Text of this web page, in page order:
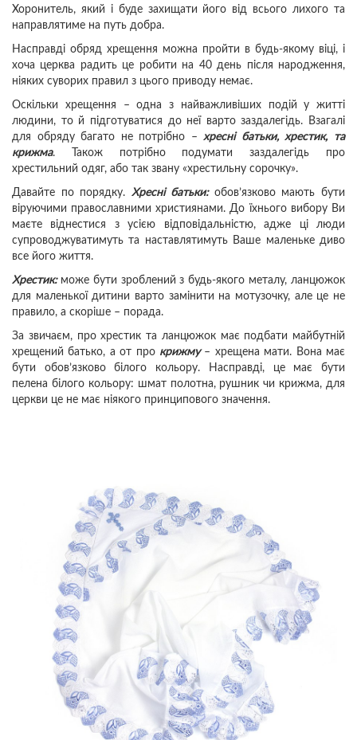
Хоронитель, який і буде захищати його від всього лихого та
направлятиме на путь добра.
Насправді обряд хрещення можна пройти в будь-якому віці, і
хоча церква радить це робити на 40 день після народження,
ніяких суворих правил з цього приводу немає.
Оскільки хрещення – одна з найважливіших подій у житті
людини, то й підготуватися до неї варто заздалегідь. Взагалі
для обряду багато не потрібно –хресні батьки, хрестик, та
крижма. Також потрібно подумати заздалегідь про
хрестильний одяг, або так звану «хрестильну сорочку».
Давайте по порядку. Хресні батьки:обов’язково мають бути
віруючими православними християнами. До їхнього вибору Ви
маєте віднестися з усією відповідальністю, адже ці люди
супроводжуватимуть та наставлятимуть Ваше маленьке диво
все його життя.
Хрестик:може бути зроблений з будь-якого металу, ланцюжок
для маленької дитини варто замінити на мотузочку, але це не
правило, а скоріше – порада.
За звичаєм, про хрестик та ланцюжок має подбати майбутній
хрещений батько, а от про крижму– хрещена мати. Вона має
бути обов’язково білого кольору. Насправді, це має бути
пелена білого кольору: шмат полотна, рушник чи крижма, для
церкви це не має ніякого принципового значення.